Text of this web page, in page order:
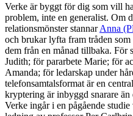
Verke är byggt för dig som vill
problem, inte en generalist. Om
relationsmönster stannarAnna
och brukar lyfta fram tråden
dem från en månad tillbaka.
Judith; för pararbete Marie; för
Amanda; för ledarskap under
telefonsamtalsformat är en
kryptering är inbyggd snarare
Verke ingår i en pågående